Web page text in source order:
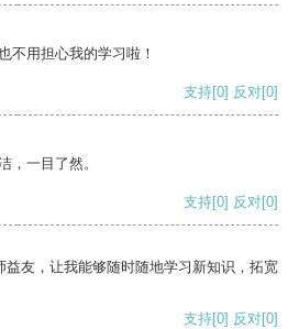
不用担心我的学习啦！
支持[0] 反对[0]
，一目了然。
支持[0] 反对[0]
益友，让我能够随时随地学习新知识，拓宽
支持[0] 反对[0]